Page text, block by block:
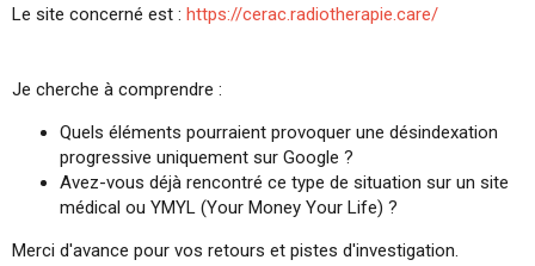
Le site concerné est : https://cerac.radiotherapie.care/
Je cherche à comprendre :
Quels éléments pourraient provoquer une désindexation
progressive uniquement sur Google ?
Avez-vous déjà rencontré ce type de situation sur un site
médical ou YMYL (Your Money Your Life) ?
Merci d'avance pour vos retours et pistes d'investigation.